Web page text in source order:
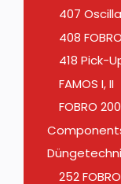
407
408
418 Pick-
FAMOS I, II
FOBRO
252